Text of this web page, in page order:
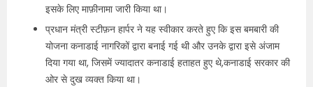
इसके लिए माफ़ीनामा जारी किया था।
प्रधान मंत्री स्टीफ़न हार्पर ने यह स्वीकार करते हुए कि इस बमबारी की
योजना कनाडाई नागरिकों द्वारा बनाई गई थी और उनके द्वारा इसे अंजाम
दिया गया था, जिसमें ज्यादातर कनाडाई हताहत हुए थे,कनाडाई सरकार की
ओर से दुख व्यक्त किया था।